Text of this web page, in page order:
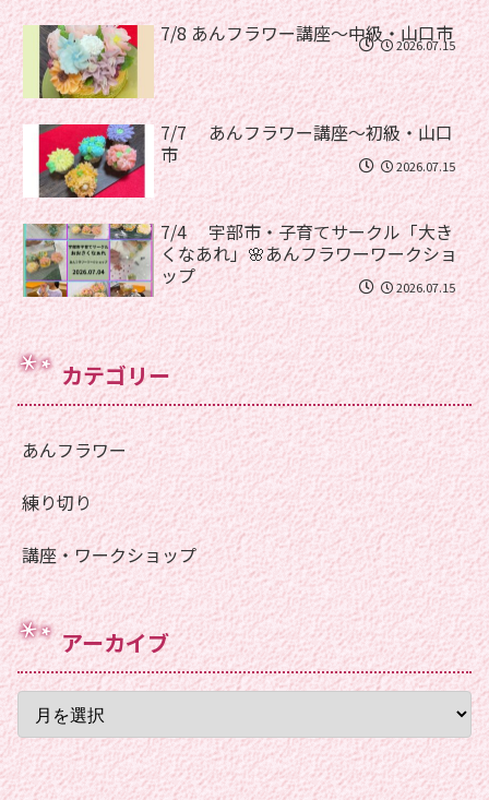
7/8 あんフラワー講座〜中級・山口市
2026.07.15
7/7 あんフラワー講座〜初級・山口
市
2026.07.15
7/4 宇部市・子育てサークル「大き
くなあれ」🌸あんフラワーワークショ
ップ
2026.07.15
カテゴリー
あんフラワー
練り切り
講座・ワークショップ
アーカイブ